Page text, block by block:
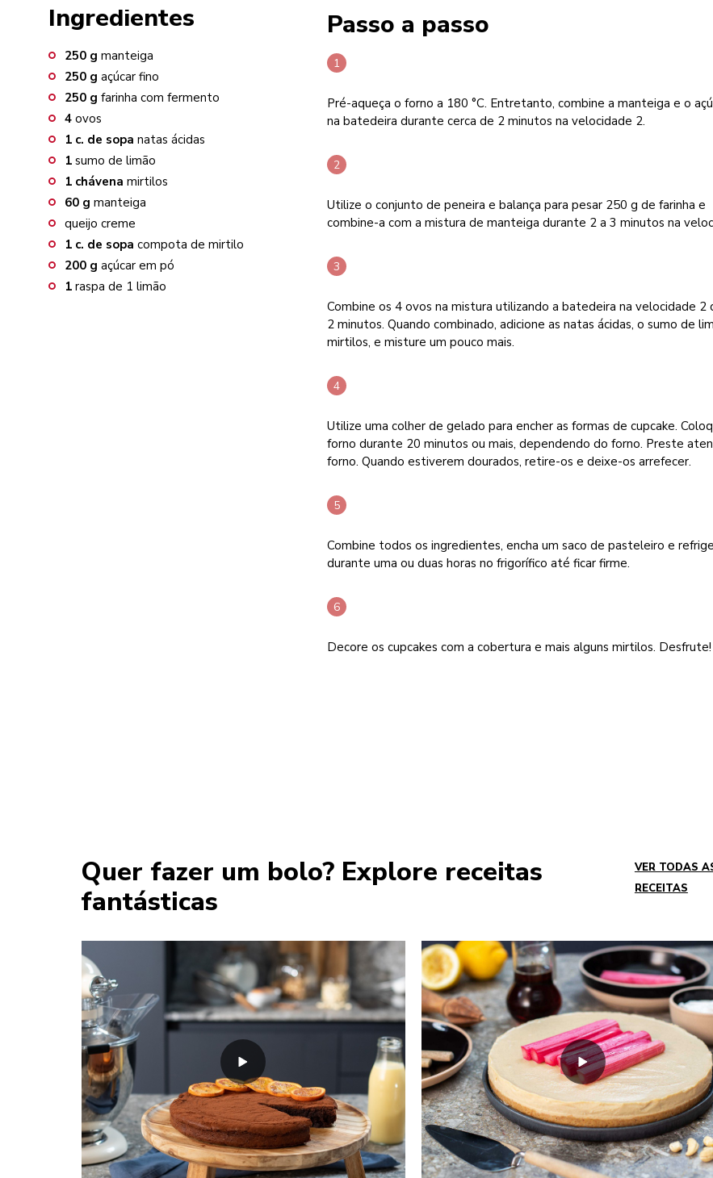
Ingredientes
250 g manteiga
250 g açúcar fino
250 g farinha com fermento
4 ovos
1 c. de sopa natas ácidas
1 sumo de limão
1 chávena mirtilos
60 g manteiga
queijo creme
1 c. de sopa compota de mirtilo
200 g açúcar em pó
1 raspa de 1 limão
Passo a passo
Pré-aqueça o forno a 180 °C. Entretanto, combine a manteiga e o
na batedeira durante cerca de 2 minutos na velocidade 2.
Utilize o conjunto de peneira e balança para pesar 250 g de farinha e
combine-a com a mistura de manteiga durante 2 a 3 minutos na
Combine os 4 ovos na mistura utilizando a batedeira na velocidade 2
2 minutos. Quando combinado, adicione as natas ácidas, o sumo de
mirtilos, e misture um pouco mais.
Utilize uma colher de gelado para encher as formas de cupcake.
forno durante 20 minutos ou mais, dependendo do forno. Preste
forno. Quando estiverem dourados, retire-os e deixe-os arrefecer.
Combine todos os ingredientes, encha um saco de pasteleiro e
durante uma ou duas horas no frigorífico até ficar firme.
Decore os cupcakes com a cobertura e mais alguns mirtilos. Desfrute!
Quer fazer um bolo? Explore receitas
fantásticas
VER TODAS
RECEITAS